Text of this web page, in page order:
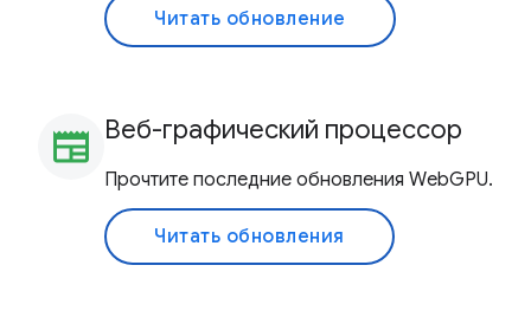
Читать обновление
newspaper Веб-графический процессор
Прочтите последние обновления WebGPU.
Читать обновления